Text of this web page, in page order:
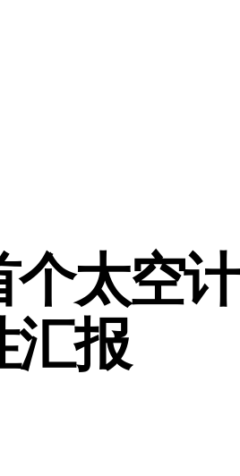
个太空计
汇报